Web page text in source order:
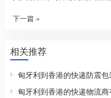
下一篇 »
相关推荐
匈牙利到香港的快递防震包
匈牙利到香港的快递物流